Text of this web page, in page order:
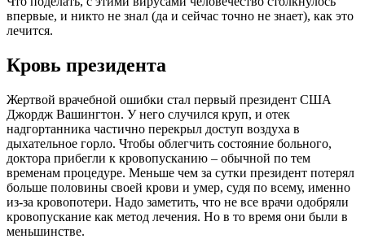
впервые, и никто не знал (да и сейчас точно не знает), как это
лечится.
Кровь президента
Жертвой врачебной ошибки стал первый президент США
Джордж Вашингтон. У него случился круп, и отек
надгортанника частично перекрыл доступ воздуха в
дыхательное горло. Чтобы облегчить состояние больного,
доктора прибегли к кровопусканию – обычной по тем
временам процедуре. Меньше чем за сутки президент потерял
больше половины своей крови и умер, судя по всему, именно
из-за кровопотери. Надо заметить, что не все врачи одобряли
кровопускание как метод лечения. Но в то время они были в
меньшинстве.